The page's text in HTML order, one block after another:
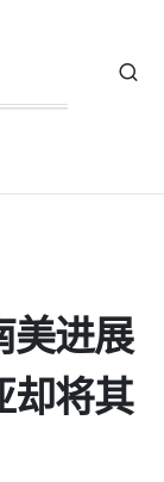
美进展
却将其